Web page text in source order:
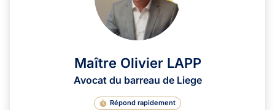
Maître Olivier LAPP
Avocat du barreau de Liege
Répond rapidement